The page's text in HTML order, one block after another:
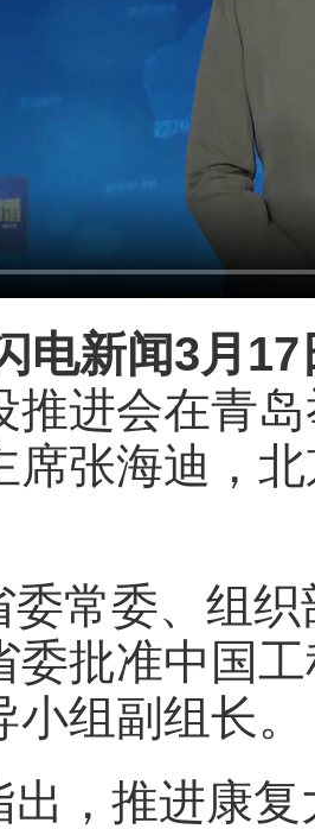
电新闻3月17
推进会在青
席张海迪，
委常委、组
委批准中国
小组副组长。
出，推进康